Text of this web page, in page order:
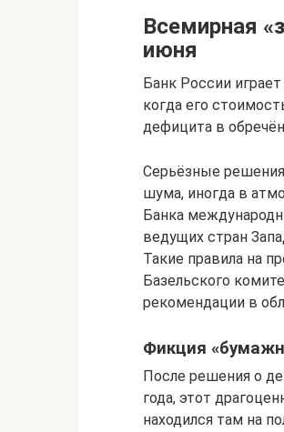
Всемирная
июня
Банк России
когда его
дефицита в
Серьёзные
шума, иногда в
Банка
ведущих стран
Такие правила на
Базельского
рекомендации в
Фикция
После решения о
года, этот
находился там на